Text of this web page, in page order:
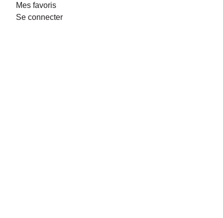
Mes favoris
Se connecter